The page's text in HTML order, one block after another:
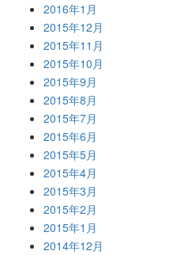
2016年1月
2015年12月
2015年11月
2015年10月
2015年9月
2015年8月
2015年7月
2015年6月
2015年5月
2015年4月
2015年3月
2015年2月
2015年1月
2014年12月